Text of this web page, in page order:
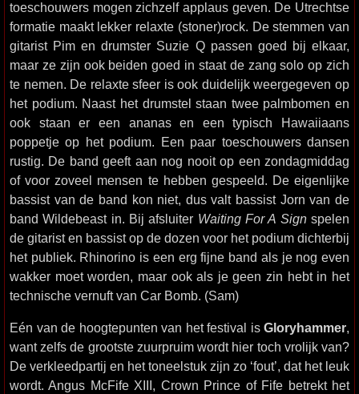
toeschouwers mogen zichzelf applaus geven. De Utrechtse
formatie maakt lekker relaxte (stoner)rock. De stemmen van
gitarist Pim en drumster Suzie Q passen goed bij elkaar,
maar ze zijn ook beiden goed in staat de zang solo op zich
te nemen. De relaxte sfeer is ook duidelijk weergegeven op
het podium. Naast het drumstel staan twee palmbomen en
ook staan er een ananas en een typisch Hawaiiaans
poppetje op het podium. Een paar toeschouwers dansen
rustig. De band geeft aan nog nooit op een zondagmiddag
of voor zoveel mensen te hebben gespeeld. De eigenlijke
bassist van de band kon niet, dus valt bassist Jorn van de
band Wildebeast in. Bij afsluiter Waiting For A Signspelen
de gitarist en bassist op de dozen voor het podium dichterbij
het publiek. Rhinorino is een erg fijne band als je nog even
wakker moet worden, maar ook als je geen zin hebt in het
technische vernuft van Car Bomb. (Sam)
Eén van de hoogtepunten van het festival is Gloryhammer,
want zelfs de grootste zuurpruim wordt hier toch vrolijk van?
De verkleedpartij en het toneelstuk zijn zo ‘fout’, dat het leuk
wordt. Angus McFife XIII, Crown Prince of Fife betrekt het